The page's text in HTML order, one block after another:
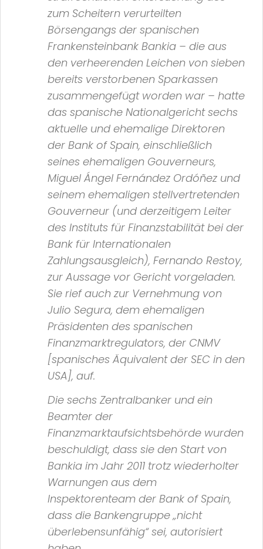
zum Scheitern verurteilten
Börsengangs der spanischen
Frankensteinbank Bankia – die aus
den verheerenden Leichen von sieben
bereits verstorbenen Sparkassen
zusammengefügt worden war – hatte
das spanische Nationalgericht sechs
aktuelle und ehemalige Direktoren
der Bank of Spain, einschließlich
seines ehemaligen Gouverneurs,
Miguel Ángel Fernández Ordóñez und
seinem ehemaligen stellvertretenden
Gouverneur (und derzeitigem Leiter
des Instituts für Finanzstabilitätbei der
Bank für Internationalen
Zahlungsausgleich), Fernando Restoy,
zur Aussage vor Gericht vorgeladen.
Sie rief auch zur Vernehmung von
Julio Segura, dem ehemaligen
Präsidenten des spanischen
Finanzmarktregulators, der CNMV
[spanisches Äquivalent der SEC in den
USA], auf.
Die sechs Zentralbanker und ein
Beamter der
Finanzmarktaufsichtsbehörde wurden
beschuldigt, dass sie den Start von
Bankia im Jahr 2011 trotz wiederholter
Warnungen aus dem
Inspektorenteam der Bank of Spain,
dass die Bankengruppe„nicht
überlebensunfähig“sei, autorisiert